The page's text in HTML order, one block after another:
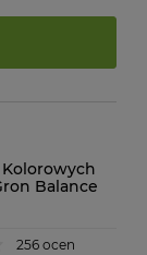
Kolorowych
Balance
256 ocen